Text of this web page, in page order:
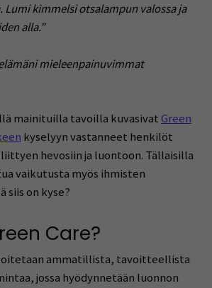
Lumi kimmelsi otsalampun valossa ja
alla.”
mieleenpainuvimmat
mainituilla tavoilla kuvasivat Green
kyselyyn vastanneet henkilöt
hevosiin ja luontoon. Tällaisilla
vaikutusta myös ihmisten
siis on kyse?
Care?
ammatillista, tavoitteellista
jossa hyödynnetään luonnon